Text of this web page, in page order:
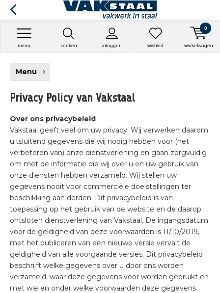
zoeken inloggen
menu wishlist winkelwagen
0
Menu
Privacy Policy van Vakstaal
Over ons privacybeleid
Vakstaal geeft veel om uw privacy. Wij verwerken daarom
uitsluitend gegevens die wij nodig hebben voor (het
verbeteren van) onze dienstverlening en gaan zorgvuldig
om met de informatie die wij over u en uw gebruik van
onze diensten hebben verzameld. Wij stellen uw
gegevens nooit voor commerciële doelstellingen ter
beschikking aan derden. Dit privacybeleid is van
toepassing op het gebruik van de website en de daarop
ontsloten dienstverlening van Vakstaal. De ingangsdatum
voor de geldigheid van deze voorwaarden is 11/10/2019,
met het publiceren van een nieuwe versie vervalt de
geldigheid van alle voorgaande versies. Dit privacybeleid
beschrijft welke gegevens over u door ons worden
verzameld, waar deze gegevens voor worden gebruikt en
met wie en onder welke voorwaarden deze gegevens